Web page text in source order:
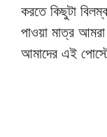
করতে কিছুটা
পাওয়া মাত্র
আমাদের এই